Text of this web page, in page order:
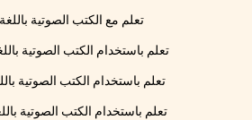
تعلم مع الكتب الصوتية باللغة
تعلم باستخدام الكتب الصوتية
تعلم باستخدام الكتب الصوتية
تعلم باستخدام الكتب الصوتية